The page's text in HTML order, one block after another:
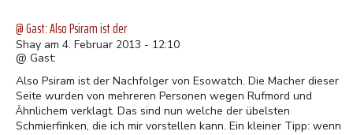
@ Gast: Also Psiram ist der
Shay am 4. Februar 2013 - 12:10
@ Gast:
Also Psiram ist der Nachfolger von Esowatch. Die Macher dieser
Seite wurden von mehreren Personen wegen Rufmord und
Ähnlichem verklagt. Das sind nun welche der übelsten
Schmierfinken, die ich mir vorstellen kann. Ein kleiner Tipp: wenn